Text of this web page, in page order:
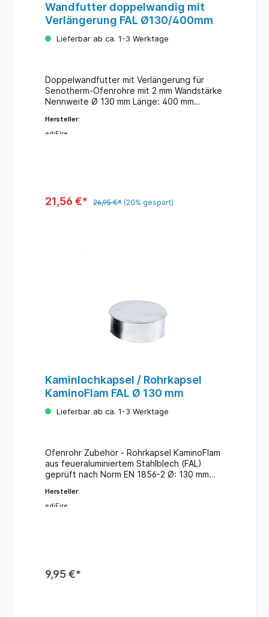
Wandfutter doppelwandig mit
Verlängerung FAL Ø130/400mm
Lieferbar ab ca. 1-3 Werktage
Doppelwandfutter mit Verlängerung für
Senotherm-Ofenrohre mit 2 mm Wandstärke
Nennweite Ø 130 mm Länge: 400 mm
Wandstärke feueraluminierter Überzug
Längsnaht lasergeschweißt
Hersteller:
ediFire
21,56 €* 26,95 €* (20% gespart)
Kaminlochkapsel / Rohrkapsel
KaminoFlam FAL Ø 130 mm
Lieferbar ab ca. 1-3 Werktage
Ofenrohr Zubehör - Rohrkapsel KaminoFlam
aus feueraluminiertem Stahlblech (FAL)
geprüft nach Norm EN 1856-2 Ø: 130 mm
doppelten Wandmuffen Eine Rohrkapsel
findet zum einen dann eine Verwendung,
Öffnungen im Ofenrohrsystem
verschlossen.
Hersteller:
ediFire
9,95 €*